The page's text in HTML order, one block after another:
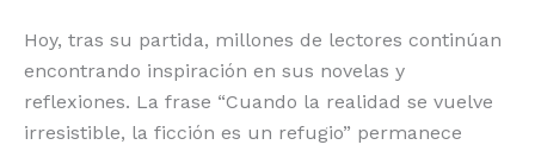
Hoy, tras su partida, millones de lectores continúan
encontrando inspiración en sus novelas y
reflexiones. La frase “Cuando la realidad se vuelve
irresistible, la ficción es un refugio” permanece